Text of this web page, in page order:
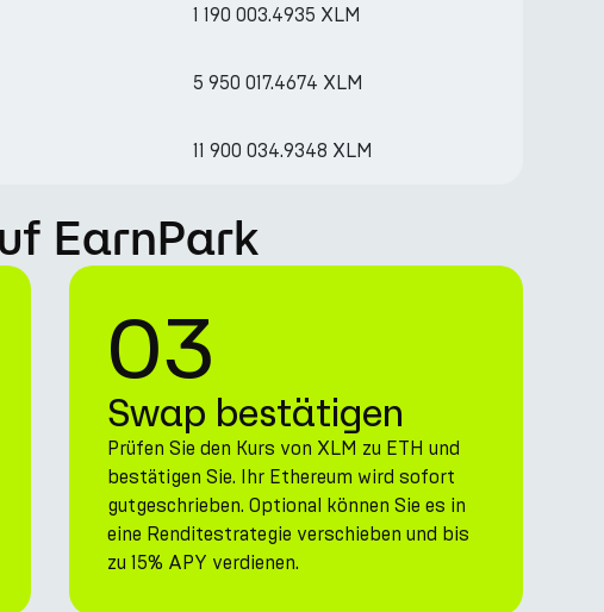
1 190 003.4935 XLM
5 950 017.4674 XLM
11 900 034.9348 XLM
EarnPark
03
Swap bestätigen
Prüfen Sie den Kurs von XLM zu ETH und
bestätigen Sie. Ihr Ethereum wird sofort
gutgeschrieben. Optional können Sie es in
eine Renditestrategie verschieben und bis
zu 15% APY verdienen.